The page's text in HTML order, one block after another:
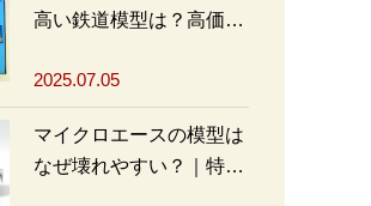
高い鉄道模型は？高価買
2025.07.05
マイクロエースの模型は
なぜ壊れやすい？｜特徴